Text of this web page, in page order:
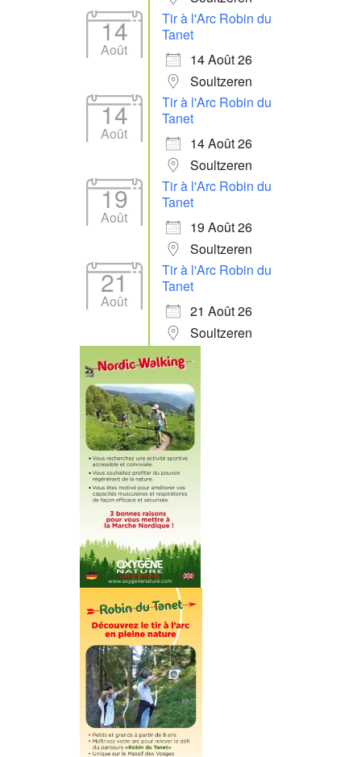
14
Août
Tir à l'Arc Robin du
Tanet
14 Août 26
Soultzeren
14
Août
Tir à l'Arc Robin du
Tanet
14 Août 26
Soultzeren
19
Août
Tir à l'Arc Robin du
Tanet
19 Août 26
Soultzeren
21
Août
Tir à l'Arc Robin du
Tanet
21 Août 26
Soultzeren